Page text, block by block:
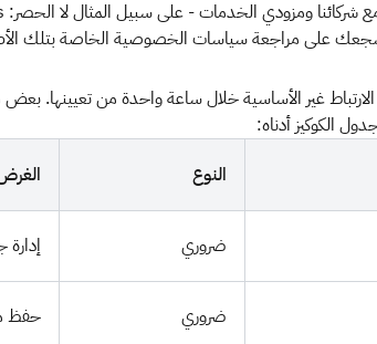
على مراجعة سياسات الخصوصية الخاصة بتلك
غير الأساسية خلال ساعة واحدة من تعيينها.
الكوكيز أدناه:
النوع
ضروري
ضروري حفظ